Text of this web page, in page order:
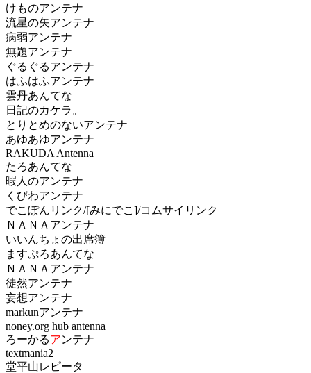
けものアンテナ
流星の矢アンテナ
病弱アンテナ
無題アンテナ
ぐるぐるアンテナ
はふはふアンテナ
雲丹あんてな
日記のカケラ。
とりとめのないアンテナ
あゆあゆアンテナ
RAKUDA Antenna
たろあんてな
暇人のアンテナ
くびわアンテナ
でこぽんリンク/[みにでこ]/コムサイリンク
ＮＡＮＡアンテナ
いいんちょの出席簿
ますぷろあんてな
ＮＡＮＡアンテナ
徒然アンテナ
妄想アンテナ
markunアンテナ
noney.org hub antenna
ろーかるアンテナ
textmania2
堂平山レピータ